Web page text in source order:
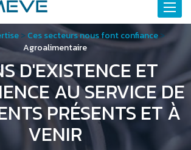
Toggle
>Ces secteurs nous font confiance>
Agroalimentaire
D'EXISTENCE ET
AU SERVICE DE
PRÉSENTS ET À
VENIR